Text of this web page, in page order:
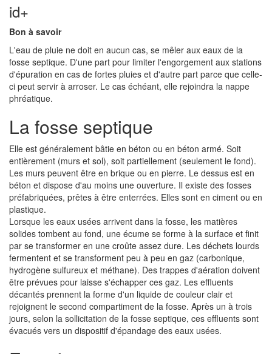
id+
Bon à savoir
L'eau de pluie ne doit en aucun cas, se mêler aux eaux de la
fosse septique. D'une part pour limiter l'engorgement aux stations
d'épuration en cas de fortes pluies et d'autre part parce que celle-
ci peut servir à arroser. Le cas échéant, elle rejoindra la nappe
phréatique.
La fosse septique
Elle est généralement bâtie en béton ou en béton armé. Soit
entièrement (murs et sol), soit partiellement (seulement le fond).
Les murs peuvent être en brique ou en pierre. Le dessus est en
béton et dispose d'au moins une ouverture. Il existe des fosses
préfabriquées, prêtes à être enterrées. Elles sont en ciment ou en
plastique.
Lorsque les eaux usées arrivent dans la fosse, les matières
solides tombent au fond, une écume se forme à la surface et finit
par se transformer en une croûte assez dure. Les déchets lourds
fermentent et se transforment peu à peu en gaz (carbonique,
hydrogène sulfureux et méthane). Des trappes d'aération doivent
être prévues pour laisse s'échapper ces gaz. Les effluents
décantés prennent la forme d'un liquide de couleur clair et
rejoignent le second compartiment de la fosse. Après un à trois
jours, selon la sollicitation de la fosse septique, ces effluents sont
évacués vers un dispositif d'épandage des eaux usées.